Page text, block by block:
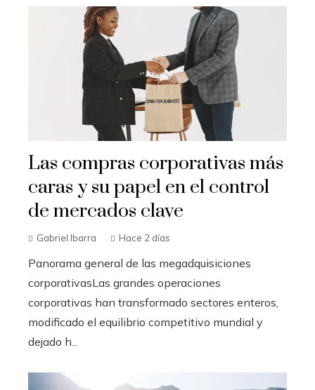
Las compras corporativas más
caras y su papel en el control
de mercados clave
Gabriel Ibarra Hace 2 días
Panorama general de las megadquisiciones
corporativasLas grandes operaciones
corporativas han transformado sectores enteros,
modificado el equilibrio competitivo mundial y
dejado h...